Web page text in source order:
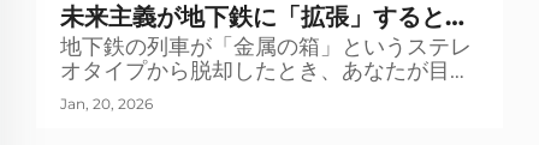
未来主義が地下鉄に「拡張」すると
き：この新型列車は通勤を旅へと変え
る
地下鉄の列車が「金属の箱」というステレ
オタイプから脱却したとき、あなたが目に
するものは都市の移動のあり方を再定義し
ようとしている。デザインの隅々まで完全
Jan, 20, 2026